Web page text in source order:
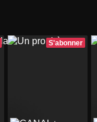
S'abonner